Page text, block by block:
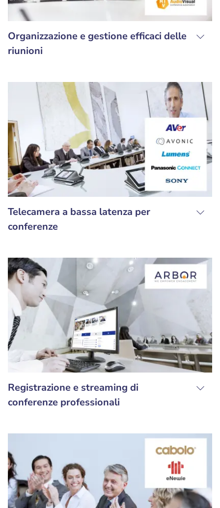
Organizzazione e gestione efficaci delle
riunioni
Telecamera a bassa latenza per
conferenze
Registrazione e streaming di
conferenze professionali